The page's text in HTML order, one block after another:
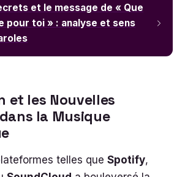
et le message de « Que
pour toi » : analyse et sens
et les Nouvelles
la Musique
telles que Spotify,